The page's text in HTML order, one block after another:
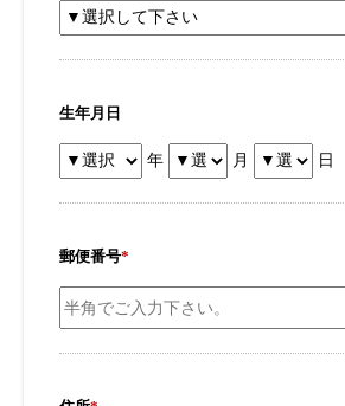
生年月日
年 月 日
郵便番号*